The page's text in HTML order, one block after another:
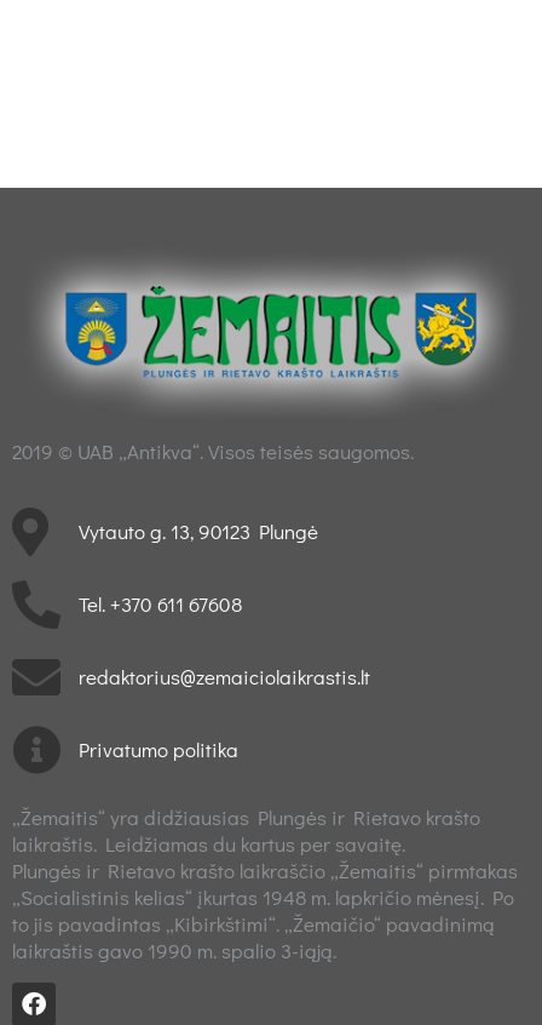
2019 © UAB „Antikva“. Visos teisės saugomos.
Vytauto g. 13, 90123 Plungė
Tel. +370 611 67608
redaktorius@zemaiciolaikrastis.lt
Privatumo politika
„Žemaitis“ yra didžiausias Plungės ir Rietavo krašto
laikraštis. Leidžiamas du kartus per savaitę.
Plungės ir Rietavo krašto laikraščio „Žemaitis“ pirmtakas
„Socialistinis kelias“ įkurtas 1948 m. lapkričio mėnesį. Po
to jis pavadintas „Kibirkštimi“. „Žemaičio“ pavadinimą
laikraštis gavo 1990 m. spalio 3-iąją.